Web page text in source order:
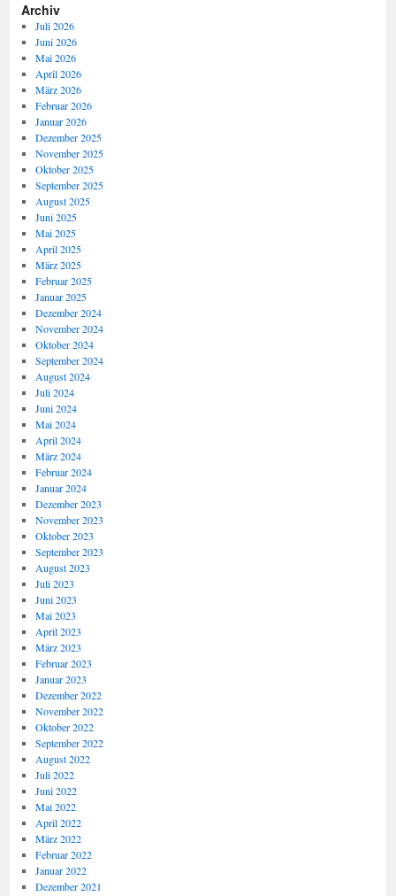
Archiv
Juli 2026
Juni 2026
Mai 2026
April 2026
März 2026
Februar 2026
Januar 2026
Dezember 2025
November 2025
Oktober 2025
September 2025
August 2025
Juni 2025
Mai 2025
April 2025
März 2025
Februar 2025
Januar 2025
Dezember 2024
November 2024
Oktober 2024
September 2024
August 2024
Juli 2024
Juni 2024
Mai 2024
April 2024
März 2024
Februar 2024
Januar 2024
Dezember 2023
November 2023
Oktober 2023
September 2023
August 2023
Juli 2023
Juni 2023
Mai 2023
April 2023
März 2023
Februar 2023
Januar 2023
Dezember 2022
November 2022
Oktober 2022
September 2022
August 2022
Juli 2022
Juni 2022
Mai 2022
April 2022
März 2022
Februar 2022
Januar 2022
Dezember 2021